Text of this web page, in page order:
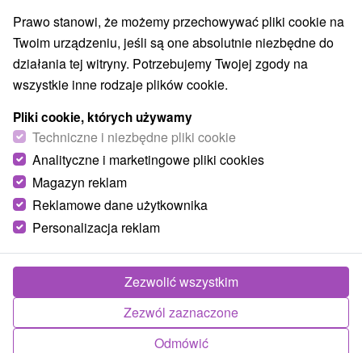
Pomniki Atrakcje dla dzieci
Tarcze Escaperoom (2)
Ogrody zoologiczne i fermy zwierząt(1)
Muzea i galerie (1) Atrakcje turystyczne (9)
Atrakcje z adrenaliną (5)
Jaskinie(2)
Wsie i miasta
Žilina(1) Veľké Rovné
Prawo stanowi, że możemy przechowywać pliki cookie na
Twoim urządzeniu, jeśli są one absolutnie niezbędne do
działania tej witryny. Potrzebujemy Twojej zgody na
wszystkie inne rodzaje plików cookie.
Pliki cookie, których używamy
Techniczne i niezbędne pliki cookie
Analityczne i marketingowe pliki cookies
Magazyn reklam
Reklamowe dane użytkownika
Personalizacja reklam
Odmówić
Zezwól zaznaczone
Zezwolić wszystkim